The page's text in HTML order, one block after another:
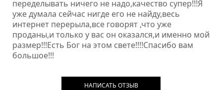
переделывать ничего не надо,качество супер!!!Я
уже думала сейчас нигде его не найду,весь
интернет перерыла,все говорят ,что уже
проданы,и только у вас он оказался,и именно мой
размер!!!Есть Бог на этом свете!!!!Спасибо вам
большое!!!
НАПИСАТЬ ОТЗЫВ